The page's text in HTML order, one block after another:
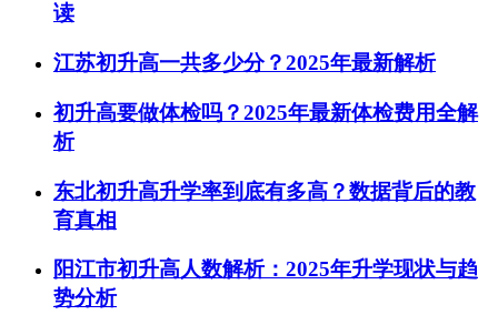
读
江苏初升高一共多少分？2025年最新解析
初升高要做体检吗？2025年最新体检费用全解
析
东北初升高升学率到底有多高？数据背后的教
育真相
阳江市初升高人数解析：2025年升学现状与趋
势分析